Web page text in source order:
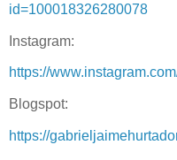
id=100018326280078
Instagram:
https://
Blogspot:
https://